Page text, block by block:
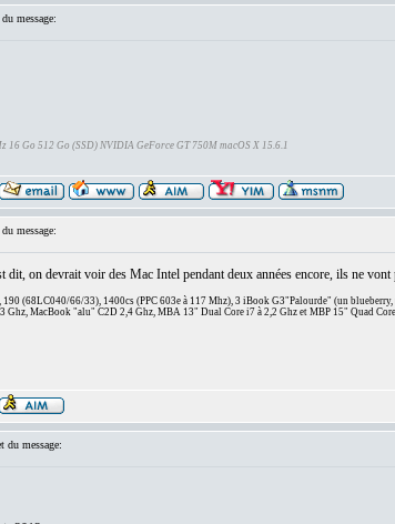
message:
Go 512 Go (SSD) NVIDIA GeForce GT 750M macOS X 15.6.1
message:
dit, on devrait voir des Mac Intel pendant deux années encore, ils ne
(68LC040/66/33), 1400cs (PPC 603e à 117 Mhz), 3 iBook G3"Palourde" (un
Ghz, MacBook "alu" C2D 2,4 Ghz, MBA 13" Dual Core i7 à 2,2 Ghz et MBP 15" Quad
du message: